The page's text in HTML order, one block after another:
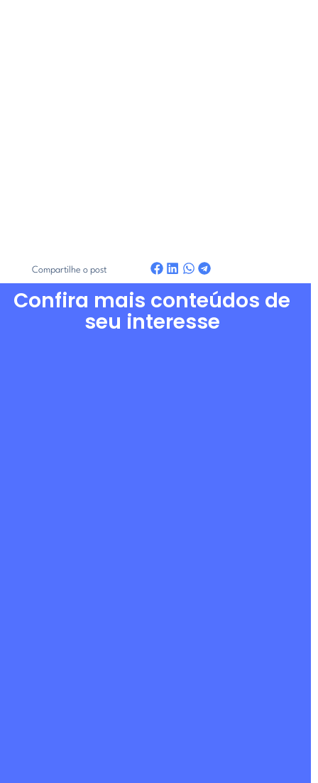
Compartilhe o post
Confira mais conteúdos de
seu interesse